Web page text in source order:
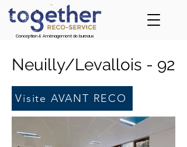
Conception & Aménagement de bureaux
Neuilly/Levallois - 92
Visite AVANT RECO